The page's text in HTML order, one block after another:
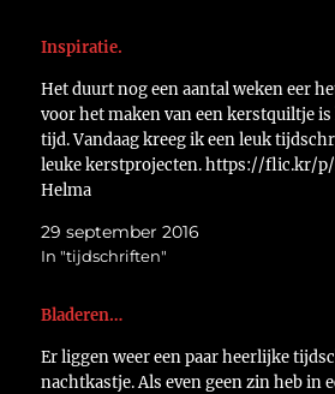
Inspiratie.
Het duurt nog een aantal weken eer
voor het maken van een kerstquiltje
tijd. Vandaag kreeg ik een leuk
leuke kerstprojecten. https://flic.kr/p/
Helma
29 september 2016
In "tijdschriften"
Bladeren…
Er liggen weer een paar heerlijke
nachtkastje. Als even geen zin heb in